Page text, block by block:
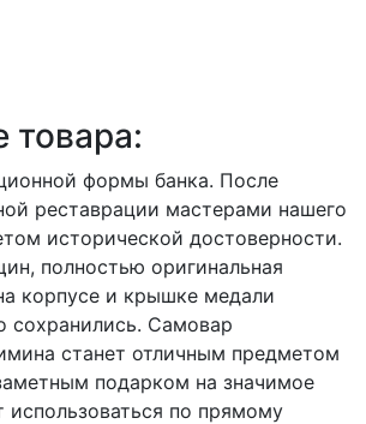
товара:
формы банка. После
реставрации мастерами нашего
исторической достоверности.
полностью оригинальная
корпусе и крышке медали
сохранились. Самовар
станет отличным предметом
подарком на значимое
по прямому